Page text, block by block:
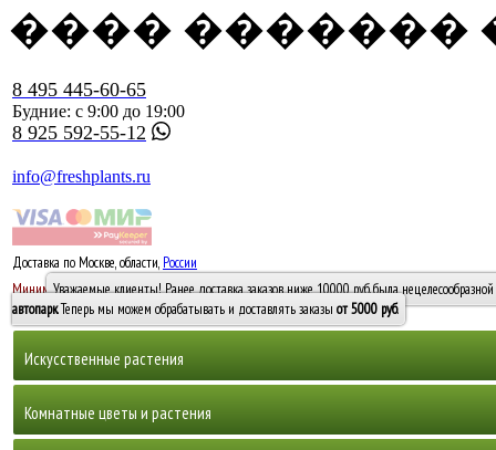
���� �������
8 495 445-60-65
Будние: с 9:00 до 19:00
8 925 592-55-12
info@freshplants.ru
Доставка по Москве, области, России
Минимальный заказ -10 0005000 руб.
Уважаемые клиенты! Ранее доставка заказов ниже 10000 руб. была
автопарк. Теперь мы можем обрабатывать и доставлять заказы от 5000 руб.
Искусственные растения
Горшечные растения, кусты и мох
Комнатные цветы и растения